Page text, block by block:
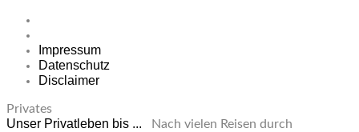
Impressum
Datenschutz
Disclaimer
Privates
Unser Privatleben bis ...
Nach vielen Reisen durch